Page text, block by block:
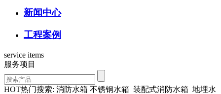
新闻中心
工程案例
service items
服务项目
HOT热门搜索: 消防水箱 不锈钢水箱 装配式消防水箱 地埋水